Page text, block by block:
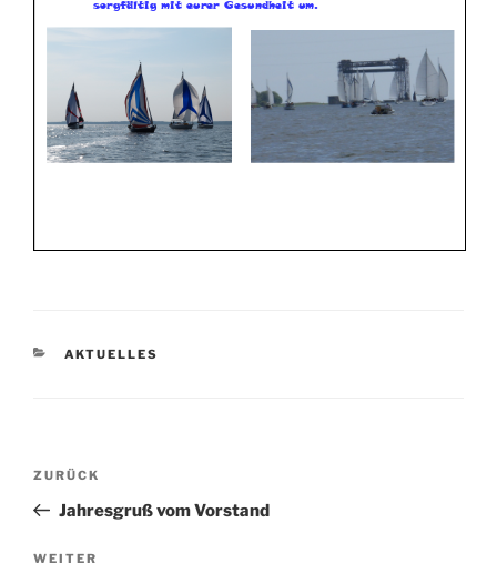
KATEGORIEN
AKTUELLES
Beitragsnavigation
Vorheriger
Beitrag
ZURÜCK
Jahresgruß vom Vorstand
Nächster
WEITER